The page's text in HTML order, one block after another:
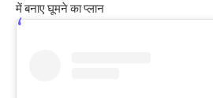
में बनाए घूमने का प्लान